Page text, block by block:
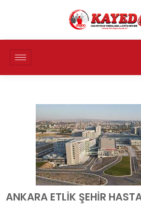
ANKARA ETLIK ŞEHIR